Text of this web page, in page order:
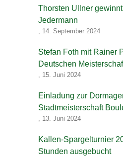
Thorsten Ullner
Jedermann
, 14. September 2024
Stefan Foth mit Rainer
Deutschen
, 15. Juni 2024
Einladung zur
Stadtmeisterschaft
, 13. Juni 2024
Kallen-Spargelturnier
Stunden ausgebucht